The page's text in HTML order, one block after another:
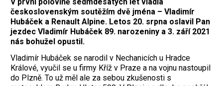
československým soutěžím dvě jména – Vladimír
Hubáček a Renault Alpine. Letos 20. srpna oslavil Pan
jezdec Vladimír Hubáček 89. narozeniny a 3. září 2021
nás bohužel opustil.
Vladimír Hubáček se narodil v Nechanicích u Hradce
Králové, vyučil se u firmy Kříž v Praze a na vojnu nastoupil
do Plzně. To už měl ale za sebou zkušenosti s